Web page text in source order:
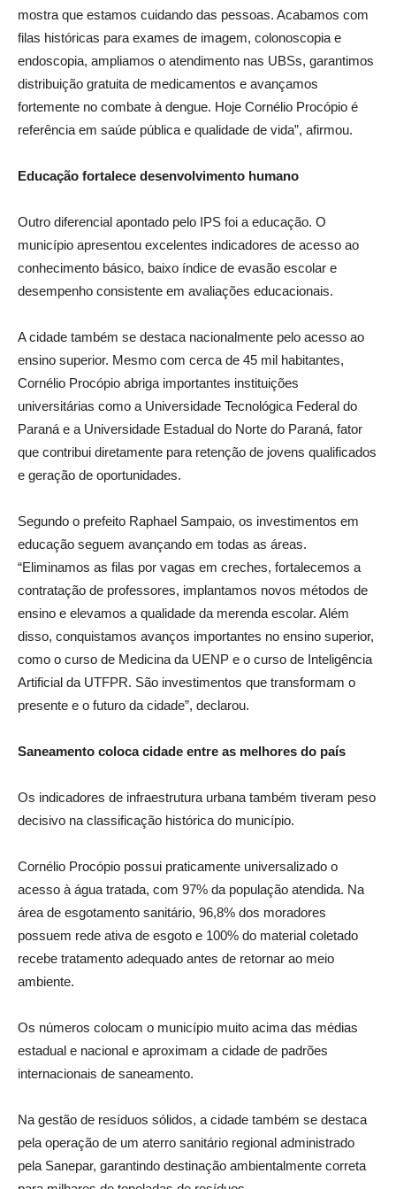
mostra que estamos cuidando das pessoas. Acabamos com
filas históricas para exames de imagem, colonoscopia e
endoscopia, ampliamos o atendimento nas UBSs, garantimos
distribuição gratuita de medicamentos e avançamos
fortemente no combate à dengue. Hoje Cornélio Procópio é
referência em saúde pública e qualidade de vida”, afirmou.
Educação fortalece desenvolvimento humano
Outro diferencial apontado pelo IPS foi a educação. O
município apresentou excelentes indicadores de acesso ao
conhecimento básico, baixo índice de evasão escolar e
desempenho consistente em avaliações educacionais.
A cidade também se destaca nacionalmente pelo acesso ao
ensino superior. Mesmo com cerca de 45 mil habitantes,
Cornélio Procópio abriga importantes instituições
universitárias como a Universidade Tecnológica Federal do
Paraná e a Universidade Estadual do Norte do Paraná, fator
que contribui diretamente para retenção de jovens qualificados
e geração de oportunidades.
Segundo o prefeito Raphael Sampaio, os investimentos em
educação seguem avançando em todas as áreas.
“Eliminamos as filas por vagas em creches, fortalecemos a
contratação de professores, implantamos novos métodos de
ensino e elevamos a qualidade da merenda escolar. Além
disso, conquistamos avanços importantes no ensino superior,
como o curso de Medicina da UENP e o curso de Inteligência
Artificial da UTFPR. São investimentos que transformam o
presente e o futuro da cidade”, declarou.
Saneamento coloca cidade entre as melhores do país
Os indicadores de infraestrutura urbana também tiveram peso
decisivo na classificação histórica do município.
Cornélio Procópio possui praticamente universalizado o
acesso à água tratada, com 97% da população atendida. Na
área de esgotamento sanitário, 96,8% dos moradores
possuem rede ativa de esgoto e 100% do material coletado
recebe tratamento adequado antes de retornar ao meio
ambiente.
Os números colocam o município muito acima das médias
estadual e nacional e aproximam a cidade de padrões
internacionais de saneamento.
Na gestão de resíduos sólidos, a cidade também se destaca
pela operação de um aterro sanitário regional administrado
pela Sanepar, garantindo destinação ambientalmente correta